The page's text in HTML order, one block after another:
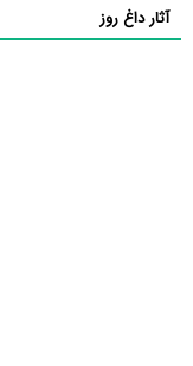
آثار داغ روز